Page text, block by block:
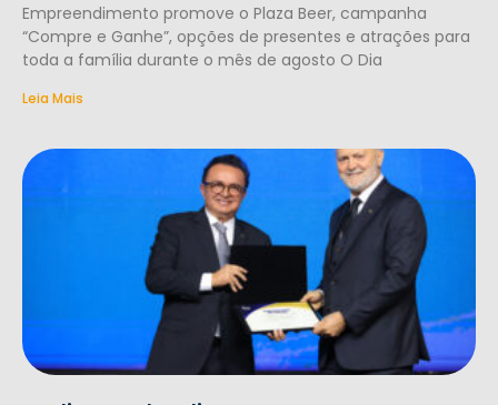
Empreendimento promove o Plaza Beer, campanha
“Compre e Ganhe”, opções de presentes e atrações para
toda a família durante o mês de agosto O Dia
Leia Mais